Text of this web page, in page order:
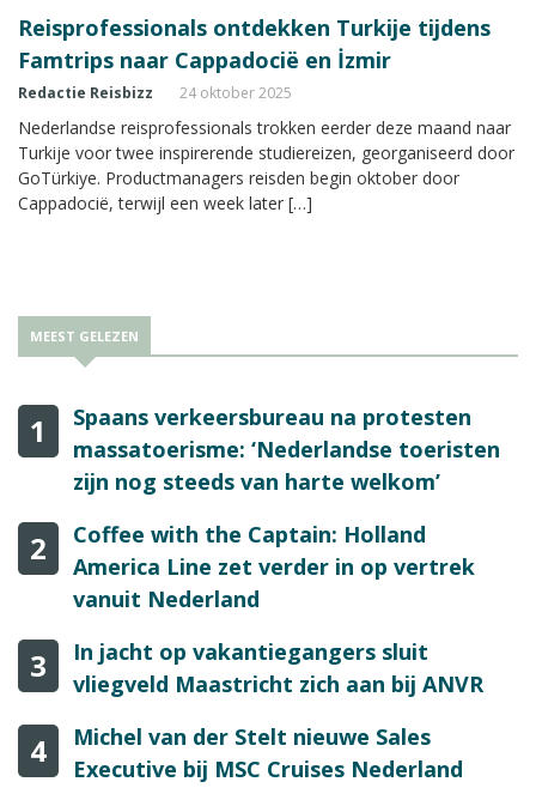
Reisprofessionals ontdekken Turkije tijdens
Famtrips naar Cappadocië en İzmir
Redactie Reisbizz 24 oktober 2025
Nederlandse reisprofessionals trokken eerder deze maand naar
Turkije voor twee inspirerende studiereizen, georganiseerd door
GoTürkiye. Productmanagers reisden begin oktober door
Cappadocië, terwijl een week later […]
MEEST GELEZEN
1
Spaans verkeersbureau na protesten
massatoerisme: ‘Nederlandse toeristen
zijn nog steeds van harte welkom’
2
Coffee with the Captain: Holland
America Line zet verder in op vertrek
vanuit Nederland
3
In jacht op vakantiegangers sluit
vliegveld Maastricht zich aan bij ANVR
4
Michel van der Stelt nieuwe Sales
Executive bij MSC Cruises Nederland